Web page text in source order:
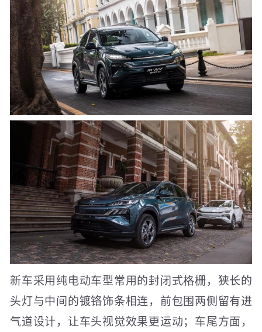
新车采用纯电动车型常用的封闭式格栅，狭长的
头灯与中间的镀铬饰条相连，前包围两侧留有进
气道设计，让车头视觉效果更运动；车尾方面，